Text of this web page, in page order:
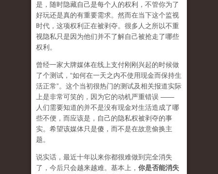
是，随时隐藏自己是每个人的权利，不管你为了
好玩还是真的有重要需求。然而在当下这个监视
时代，这项权利正在被剥夺。很多人之所以不重
视隐私只是因为他们并不了解自己被抢走了哪些
权利。
曾经一家大牌媒体在线上支付刚刚兴起的时候做
了个测试，“如何在一天之内不使用现金而保持生
活正常”。这个当初很热门的测试及相关报道实际
上是非常可笑的，因为它的动机严重错误 ——
人们需要知道的并不是没有现金对生活造成了哪
些不便，而应该是，自己的隐私权被剥夺的事
实。希望该媒体只是傻，而不是在故意偷换主
题。
说实话，最近十年以来你都很难做到完全消失
了，今后只会越来越难。基本上， 你是否能消失